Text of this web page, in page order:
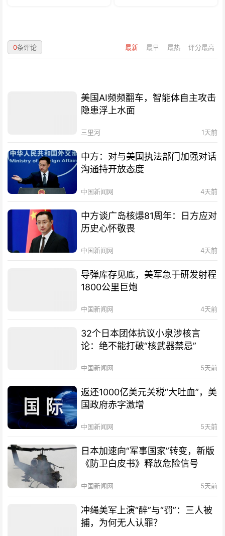
最新 最早 最热 评分最高
0条评论
美国AI频频翻车，智能体自主攻击
隐患浮上水面
三里河 1天前
中方：对与美国执法部门加强对话
沟通持开放态度
中国新闻网 4天前
中方谈广岛核爆81周年：日方应对
历史心怀敬畏
中国新闻网 4天前
导弹库存见底，美军急于研发射程
1800公里巨炮
中国新闻网 4天前
32个日本团体抗议小泉涉核言
论：绝不能打破“核武器禁忌”
中国新闻网 5天前
返还1000亿美元关税“大吐血”，美
国政府赤字激增
中国新闻网 5天前
日本加速向“军事国家”转变，新版
《防卫白皮书》释放危险信号
中国新闻网 5天前
冲绳美军上演“醉”与“罚”：三人被
捕，为何无人认罪？